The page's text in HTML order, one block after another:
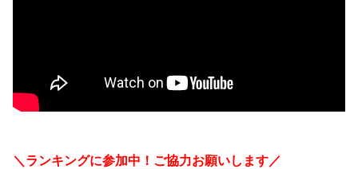
＼ランキングに参加中！ご協力お願いします／